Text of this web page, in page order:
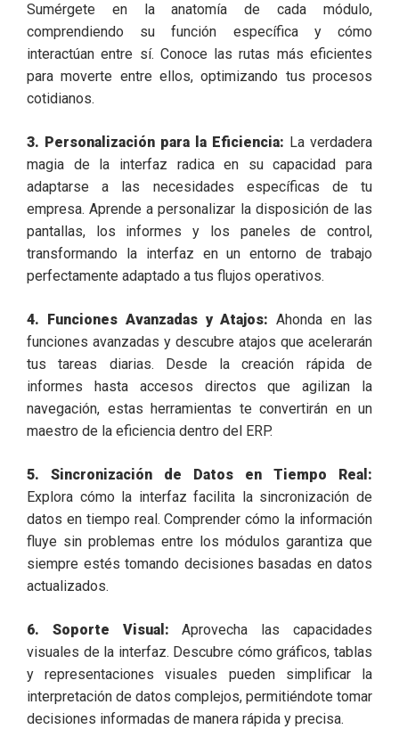
Sumérgete en la anatomía de cada módulo,
comprendiendo su función específica y cómo
interactúan entre sí. Conoce las rutas más eficientes
para moverte entre ellos, optimizando tus procesos
cotidianos.
3. Personalización para la Eficiencia: La verdadera
magia de la interfaz radica en su capacidad para
adaptarse a las necesidades específicas de tu
empresa. Aprende a personalizar la disposición de las
pantallas, los informes y los paneles de control,
transformando la interfaz en un entorno de trabajo
perfectamente adaptado a tus flujos operativos.
4. Funciones Avanzadas y Atajos: Ahonda en las
funciones avanzadas y descubre atajos que acelerarán
tus tareas diarias. Desde la creación rápida de
informes hasta accesos directos que agilizan la
navegación, estas herramientas te convertirán en un
maestro de la eficiencia dentro del ERP.
5. Sincronización de Datos en Tiempo Real:
Explora cómo la interfaz facilita la sincronización de
datos en tiempo real. Comprender cómo la información
fluye sin problemas entre los módulos garantiza que
siempre estés tomando decisiones basadas en datos
actualizados.
6. Soporte Visual: Aprovecha las capacidades
visuales de la interfaz. Descubre cómo gráficos, tablas
y representaciones visuales pueden simplificar la
interpretación de datos complejos, permitiéndote tomar
decisiones informadas de manera rápida y precisa.